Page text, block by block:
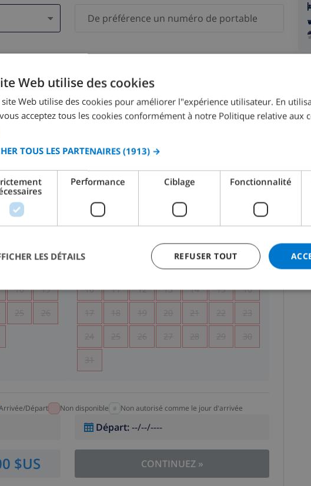
obligatoires )
août 2026
SAM.
18 19
25 26
LUN. JEU. DIM.
1 2
6 7 8 9
10 11 12 13 14 15 16
17 18 19 20 21 22 23
24 25 26 27 28 29 30
31
Départ Non disponible Non autorisé comme le jour d'arrivée
Départ:--/--/----
$US CONTINUEZ»
Web utilise des cookies
Web utilise des cookies pour améliorer l"expérience utilisateur. En
acceptez tous les cookies conformément à notre Politique relative aux
TOUS LES PARTENAIRES (1913) →
Performance Ciblage Fonctionnalité
REFUSER TOUT
LES DÉTAILS